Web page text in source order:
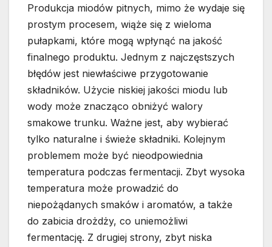
Produkcja miodów pitnych, mimo że wydaje się
prostym procesem, wiąże się z wieloma
pułapkami, które mogą wpłynąć na jakość
finalnego produktu. Jednym z najczęstszych
błędów jest niewłaściwe przygotowanie
składników. Użycie niskiej jakości miodu lub
wody może znacząco obniżyć walory
smakowe trunku. Ważne jest, aby wybierać
tylko naturalne i świeże składniki. Kolejnym
problemem może być nieodpowiednia
temperatura podczas fermentacji. Zbyt wysoka
temperatura może prowadzić do
niepożądanych smaków i aromatów, a także
do zabicia drożdży, co uniemożliwi
fermentację. Z drugiej strony, zbyt niska